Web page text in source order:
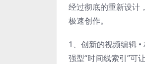
经过彻底的重新设计
极速创作。
1、创新的视频编辑
强型“时间线索引”可